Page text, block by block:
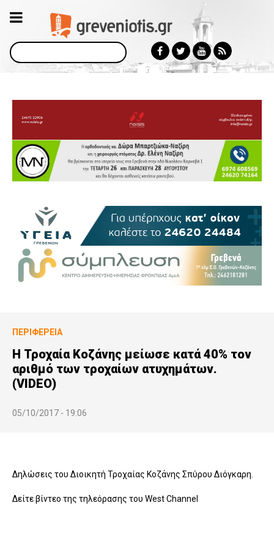
Αναζήτηση
ΠΕΡΙΦΈΡΕΙΑ
Η Τροχαία Κοζάνης μείωσε κατά 40% τον
αριθμό των τροχαίων ατυχημάτων.
(VIDEO)
05/10/2017 - 19:06
Δηλώσεις του Διοικητή Τροχαίας Κοζάνης Σπύρου Διόγκαρη.
Δείτε βίντεο της τηλεόρασης του West Channel